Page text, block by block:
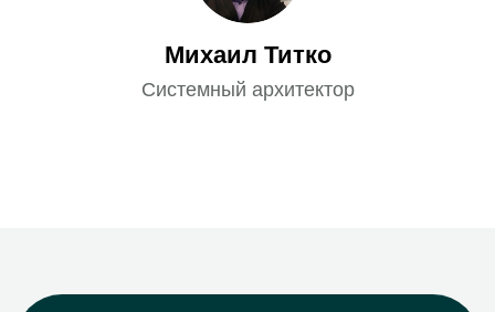
Михаил Титко
Системный архитектор